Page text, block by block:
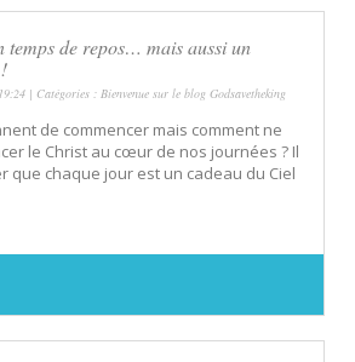
temps de repos… mais aussi un
| Catégories : Bienvenue sur le blog Godsavetheking
de commencer mais comment ne
le Christ au cœur de nos journées ? Il
que chaque jour est un cadeau du Ciel